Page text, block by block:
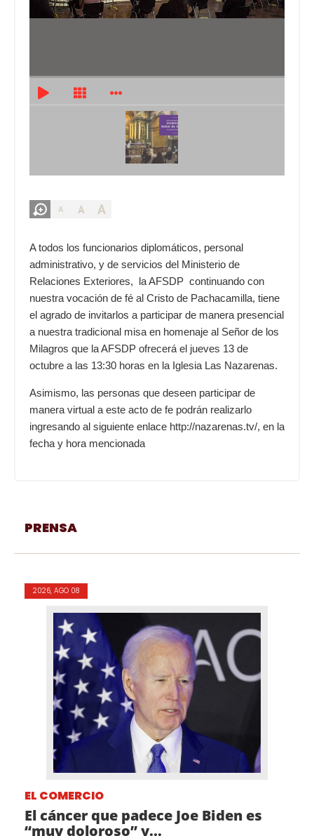
A A A
A todos los funcionarios diplomáticos, personal
administrativo, y de servicios del Ministerio de
Relaciones Exteriores, la AFSDP continuando con
nuestra vocación de fé al Cristo de Pachacamilla, tiene
el agrado de invitarlos a participar de manera presencial
a nuestra tradicional misa en homenaje al Señor de los
Milagros que la AFSDP ofrecerá el jueves 13 de
octubre a las 13:30 horas en la Iglesia Las Nazarenas.
Asimismo, las personas que deseen participar de
manera virtual a este acto de fe podrán realizarlo
ingresando al siguiente enlace http://nazarenas.tv/, en la
fecha y hora mencionada
PRENSA
2026, AGO 08
EL COMERCIO
El cáncer que padece Joe Biden es
“muy doloroso” y...